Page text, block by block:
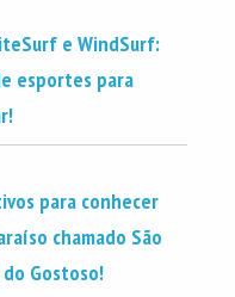
e WindSurf:
esportes para
para conhecer
chamado São
Gostoso!